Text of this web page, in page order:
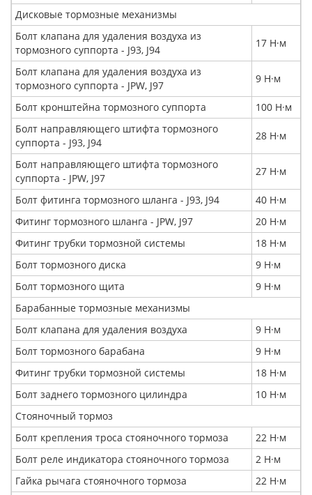
Дисковые тормозные механизмы
Болт клапана для удаления воздуха из
тормозного суппорта - J93, J94
17 Н·м
Болт клапана для удаления воздуха из
тормозного суппорта - JPW, J97
9 Н·м
Болт кронштейна тормозного суппорта
100 Н·м
Болт направляющего штифта тормозного
суппорта - J93, J94
28 Н·м
Болт направляющего штифта тормозного
суппорта - JPW, J97
27 Н·м
Болт фитинга тормозного шланга - J93, J94
40 Н·м
Фитинг тормозного шланга - JPW, J97
20 Н·м
Фитинг трубки тормозной системы
18 Н·м
Болт тормозного диска
9 Н·м
Болт тормозного щита
9 Н·м
Барабанные тормозные механизмы
Болт клапана для удаления воздуха
9 Н·м
Болт тормозного барабана
9 Н·м
Фитинг трубки тормозной системы
18 Н·м
Болт заднего тормозного цилиндра
10 Н·м
Стояночный тормоз
Болт крепления троса стояночного тормоза
22 Н·м
Болт реле индикатора стояночного тормоза
2 Н·м
Гайка рычага стояночного тормоза
22 Н·м